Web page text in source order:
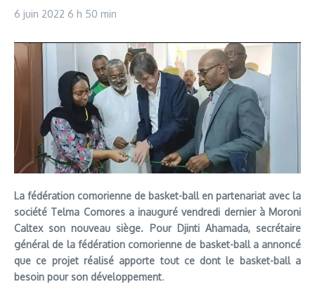
6 juin 2022 6 h 50 min
La fédération comorienne de basket-ball en partenariat avec la
société Telma Comores a inauguré vendredi dernier à Moroni
Caltex son nouveau siège. Pour Djinti Ahamada, secrétaire
général de la fédération comorienne de basket-ball a annoncé
que ce projet réalisé apporte tout ce dont le basket-ball a
besoin pour son développement.